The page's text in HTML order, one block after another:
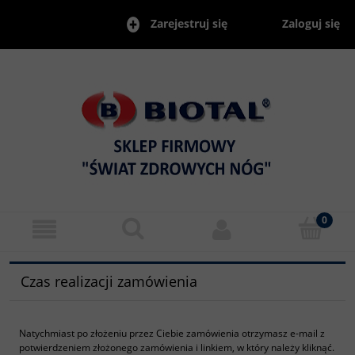
Zarejestruj się Zaloguj się
Czas realizacji zamówienia
Natychmiast po złożeniu przez Ciebie zamówienia otrzymasz e-mail z
potwierdzeniem złożonego zamówienia i linkiem, w który należy kliknąć.